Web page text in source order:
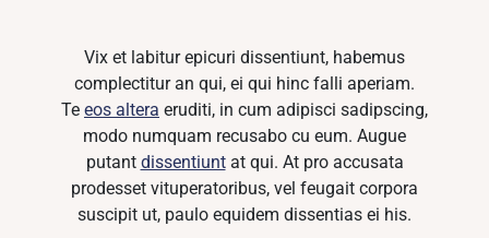
Vix et labitur epicuri dissentiunt, habemus
complectitur an qui, ei qui hinc falli aperiam.
Te eos altera eruditi, in cum adipisci sadipscing,
modo numquam recusabo cu eum. Augue
putant dissentiuntat qui. At pro accusata
prodesset vituperatoribus, vel feugait corpora
suscipit ut, paulo equidem dissentias ei his.